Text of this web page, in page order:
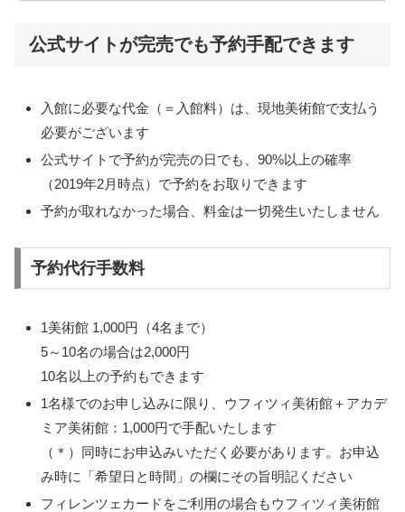
公式サイトが完売でも予約手配できます
入館に必要な代金（＝入館料）は、現地美術館で支払う
必要がございます
公式サイトで予約が完売の日でも、90%以上の確率
（2019年2月時点）で予約をお取りできます
予約が取れなかった場合、料金は一切発生いたしません
予約代行手数料
1美術館 1,000円（4名まで）
5～10名の場合は2,000円
10名以上の予約もできます
1名様でのお申し込みに限り、ウフィツィ美術館＋アカデ
ミア美術館：1,000円で手配いたします
（＊）同時にお申込みいただく必要があります。お申込
み時に「希望日と時間」の欄にその旨明記ください
フィレンツェカードをご利用の場合もウフィツィ美術館